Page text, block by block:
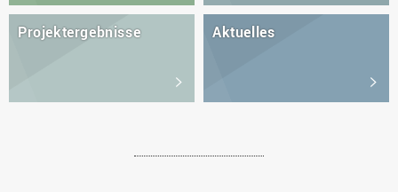
Projektergebnisse Aktuelles